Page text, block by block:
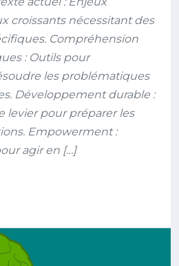
croissants nécessitant des
Compréhension
: Outils pour
les problématiques
Développement durable :
levier pour préparer les
Empowerment :
agir en […]